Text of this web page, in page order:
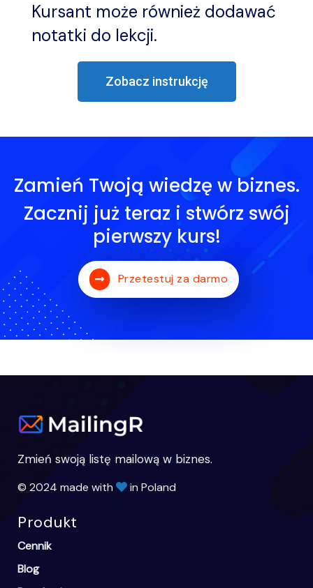
Kursant może również dodawać
notatki do lekcji.
Zobacz instrukcję
Zamień Twoją wiedzę w biznes.
Zacznij już teraz i stwórz swój
pierwszy kurs!
Przetestuj za darmo
Zmień swoją listę mailową w biznes.
© 2024 made with in Poland
Produkt
Cennik
Blog